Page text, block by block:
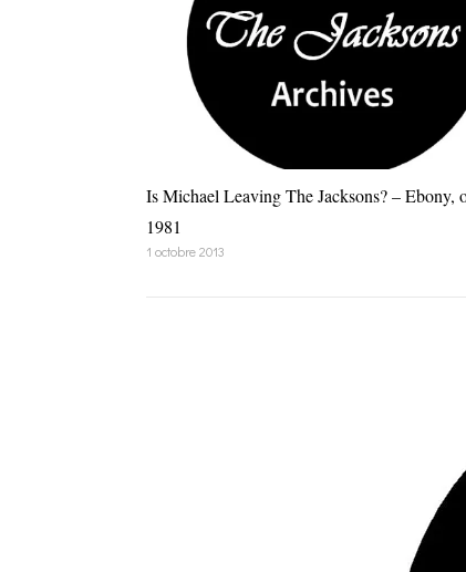
Is Michael Leaving The Jacksons? – Ebony,
1981
1 octobre 2013